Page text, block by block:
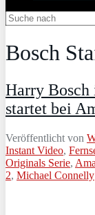
Bosch
Harry
startet bei
Veröffentlicht von
Instant Video,
Originals Serie,
2, Michael Connelly